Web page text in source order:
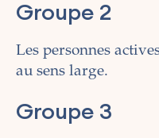
Groupe 2
Les personnes
au sens large.
Groupe 3